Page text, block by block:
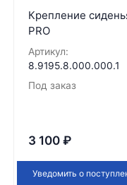
Крепление
PRO
Артикул:
8.9195.8.000.000.1
Под заказ
3 100 ₽
Уведомить о